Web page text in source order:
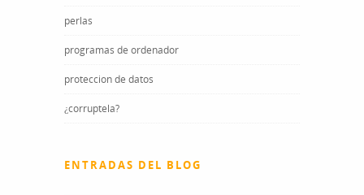
perlas
programas de ordenador
proteccion de datos
¿corruptela?
ENTRADAS DEL BLOG